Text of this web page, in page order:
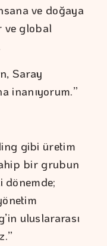
ve doğaya
ve global
Saray
inanıyorum.”
gibi üretim
bir grubun
dönemde;
uluslararası